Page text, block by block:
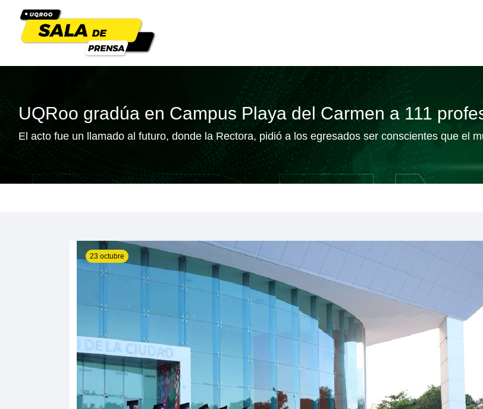
UQRoo gradúa en Campus Playa del Carmen a 111
El acto fue un llamado al futuro, donde la Rectora, pidió a los egresados ser conscientes que el
23 octubre